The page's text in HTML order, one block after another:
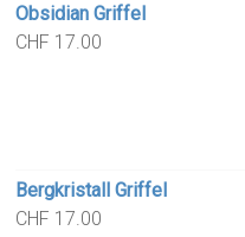
Obsidian Griffel
CHF 17.00
Bergkristall Griffel
CHF 17.00